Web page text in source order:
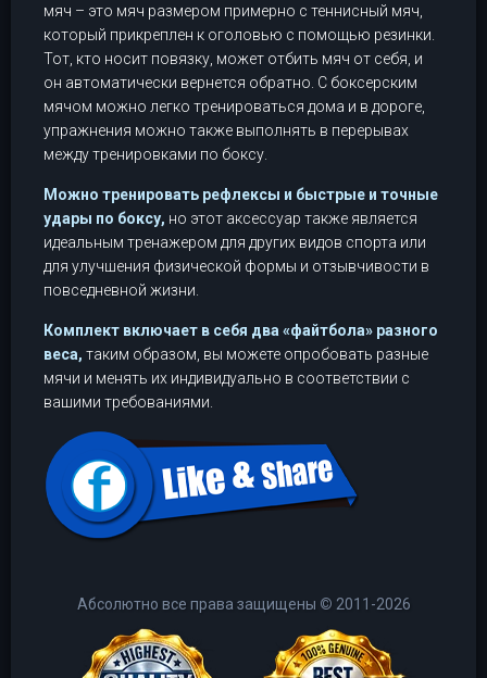
мяч – это мяч размером примерно с теннисный мяч,
который прикреплен к оголовью с помощью резинки.
Тот, кто носит повязку, может отбить мяч от себя, и
он автоматически вернется обратно. С боксерским
мячом можно легко тренироваться дома и в дороге,
упражнения можно также выполнять в перерывах
между тренировками по боксу.
Можно тренировать рефлексы и быстрые и точные
удары по боксу, но этот аксессуар также является
идеальным тренажером для других видов спорта или
для улучшения физической формы и отзывчивости в
повседневной жизни.
Комплект включает в себя два «файтбола» разного
веса, таким образом, вы можете опробовать разные
мячи и менять их индивидуально в соответствии с
вашими требованиями.
Абсолютно все права защищены © 2011-2026